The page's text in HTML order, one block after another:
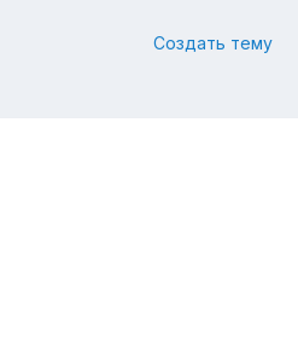
Создать тему